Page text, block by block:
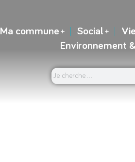
Ma commune Social
Environnement